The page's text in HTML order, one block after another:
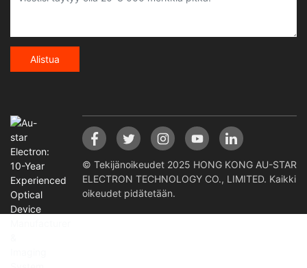
Alistua
© Tekijänoikeudet 2025 HONG KONG AU-STAR
ELECTRON TECHNOLOGY CO., LIMITED. Kaikki
oikeudet pidätetään.